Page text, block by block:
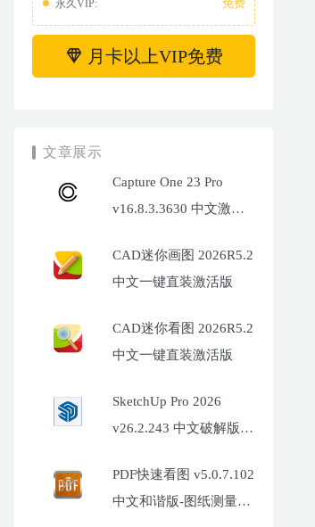
永久VIP: 免费
月卡以上VIP免费
文章展示
Capture One 23 Pro
v16.8.3.3630 中文激活
CAD迷你画图 2026R5.2
中文一键直装激活版
CAD迷你看图 2026R5.2
中文一键直装激活版
SketchUp Pro 2026
v26.2.243 中文破解版
PDF快速看图 v5.0.7.102
中文和谐版-图纸测量标